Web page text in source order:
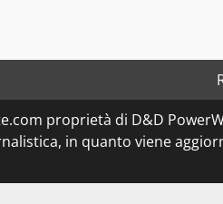
proprietà di D&D
in quanto viene